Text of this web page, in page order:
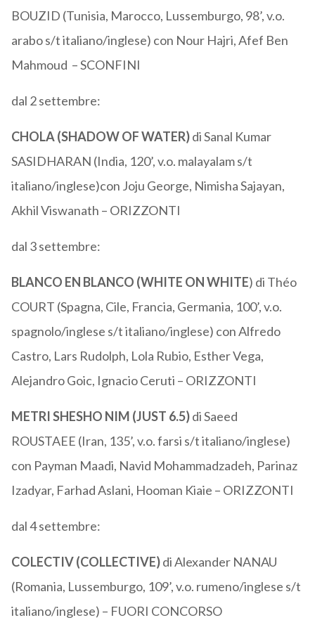
BOUZID (Tunisia, Marocco, Lussemburgo, 98’, v.o.
arabo s/t italiano/inglese) con Nour Hajri, Afef Ben
Mahmoud – SCONFINI
dal 2 settembre:
CHOLA (SHADOW OF WATER)di Sanal Kumar
SASIDHARAN (India, 120’, v.o. malayalam s/t
italiano/inglese)con Joju George, Nimisha Sajayan,
Akhil Viswanath – ORIZZONTI
dal 3 settembre:
BLANCO EN BLANCO (WHITE ON WHITE) di Théo
COURT (Spagna, Cile, Francia, Germania, 100’, v.o.
spagnolo/inglese s/t italiano/inglese) con Alfredo
Castro, Lars Rudolph, Lola Rubio, Esther Vega,
Alejandro Goic, Ignacio Ceruti – ORIZZONTI
METRI SHESHO NIM (JUST 6.5)di Saeed
ROUSTAEE (Iran, 135’, v.o. farsi s/t italiano/inglese)
con Payman Maadi, Navid Mohammadzadeh, Parinaz
Izadyar, Farhad Aslani, Hooman Kiaie – ORIZZONTI
dal 4 settembre:
COLECTIV (COLLECTIVE)di Alexander NANAU
(Romania, Lussemburgo, 109’, v.o. rumeno/inglese s/t
italiano/inglese) – FUORI CONCORSO